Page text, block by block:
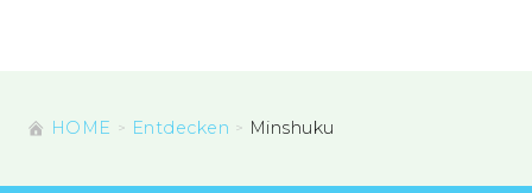
HOME Entdecken Minshuku